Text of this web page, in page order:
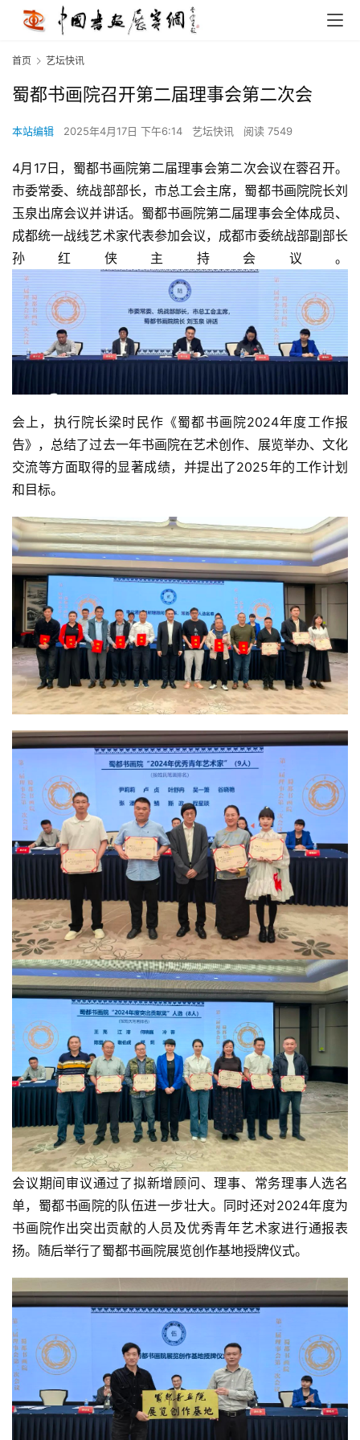
首
艺
坛
快
讯
书
首页 艺坛快讯
蜀都书画院召开第二届理事会第二次会
本站编辑 2025年4月17日 下午6:14 艺坛快讯 阅读 7549
4月17日，蜀都书画院第二届理事会第二次会议在蓉召开。
市委常委、统战部部长，市总工会主席，蜀都书画院院长刘
玉泉出席会议并讲话。蜀都书画院第二届理事会全体成员、
成都统一战线艺术家代表参加会议，成都市委统战部副部长
孙红侠主持会议。
会上，执行院长梁时民作《蜀都书画院2024年度工作报
告》，总结了过去一年书画院在艺术创作、展览举办、文化
交流等方面取得的显著成绩，并提出了2025年的工作计划
和目标。
会议期间审议通过了拟新增顾问、理事、常务理事人选名
单，蜀都书画院的队伍进一步壮大。同时还对2024年度为
书画院作出突出贡献的人员及优秀青年艺术家进行通报表
扬。随后举行了蜀都书画院展览创作基地授牌仪式。